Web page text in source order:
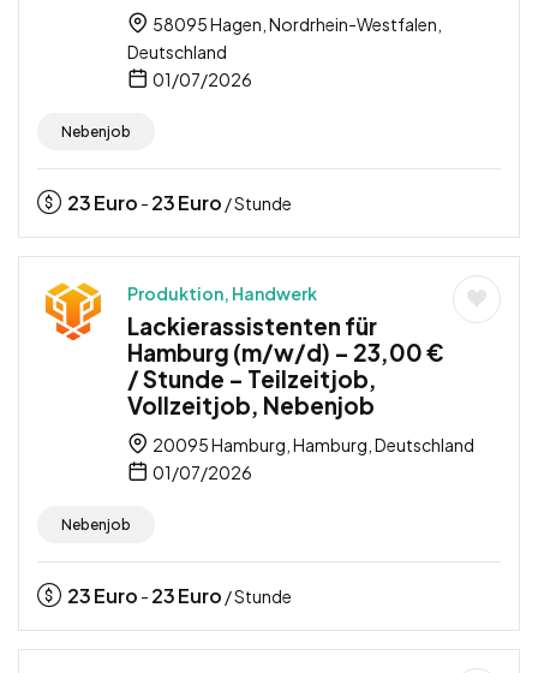
58095 Hagen, Nordrhein-Westfalen,
Deutschland
01/07/2026
Nebenjob
23Euro - 23Euro / Stunde
Produktion, Handwerk
Lackierassistenten für
Hamburg (m/w/d) – 23,00 €
/ Stunde – Teilzeitjob,
Vollzeitjob, Nebenjob
20095 Hamburg, Hamburg, Deutschland
01/07/2026
Nebenjob
23Euro - 23Euro / Stunde